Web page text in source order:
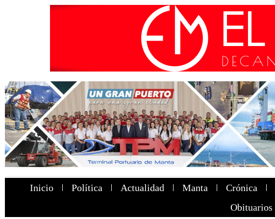
Inicio Política Actualidad Manta Crónica
Obituarios